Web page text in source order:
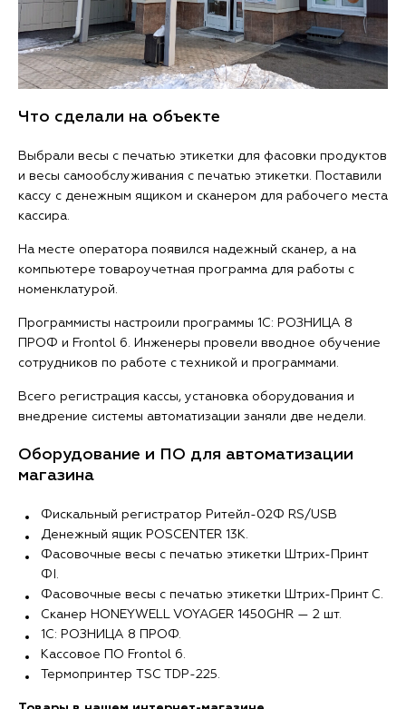
Что сделали на объекте
Выбрали весы с печатью этикетки для фасовки продуктов
и весы самообслуживания с печатью этикетки. Поставили
кассу с денежным ящиком и сканером для рабочего места
кассира.
На месте оператора появился надежный сканер, а на
компьютере товароучетная программа для работы с
номенклатурой.
Программисты настроили программы 1С: РОЗНИЦА 8
ПРОФ и Frontol 6. Инженеры провели вводное обучение
сотрудников по работе с техникой и программами.
Всего регистрация кассы, установка оборудования и
внедрение системы автоматизации заняли две недели.
Оборудование и ПО для автоматизации
магазина
Фискальный регистратор Ритейл-02Ф RS/USB
Денежный ящик POSCENTER 13K.
Фасовочные весы с печатью этикетки Штрих-Принт
ФI.
Фасовочные весы с печатью этикетки Штрих-Принт С.
Сканер HONEYWELL VOYAGER 1450GHR — 2 шт.
1С: РОЗНИЦА 8 ПРОФ.
Кассовое ПО Frontol 6.
Термопринтер TSC TDP-225.